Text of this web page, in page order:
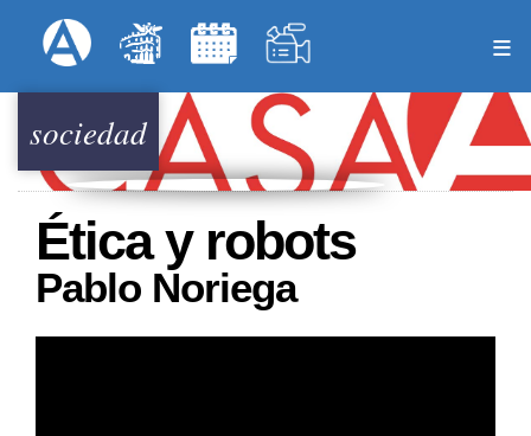
al
principal
Menú Superior
sociedad
Ética y robots
Pablo Noriega